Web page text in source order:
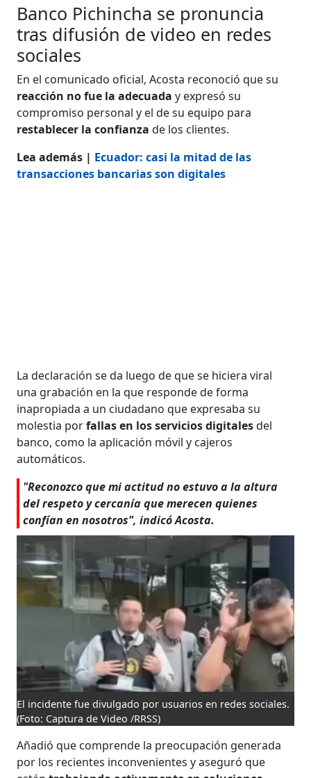
Banco Pichincha se pronuncia
tras difusión de video en redes
sociales
En el comunicado oficial, Acosta reconoció que su
reacción no fue la adecuada y expresó su
compromiso personal y el de su equipo para
restablecer la confianza de los clientes.
Lea además | Ecuador: casi la mitad de las
transacciones bancarias son digitales
La declaración se da luego de que se hiciera viral
una grabación en la que responde de forma
inapropiada a un ciudadano que expresaba su
molestia porfallas en los servicios digitalesdel
banco, como la aplicación móvil y cajeros
automáticos.
"Reconozco que mi actitud no estuvo a la altura
del respeto y cercanía que merecen quienes
confían en nosotros", indicó Acosta.
El incidente fue divulgado por usuarios en redes sociales.
(Foto: Captura de Video /RRSS)
Añadió que comprende la preocupación generada
por los recientes inconvenientes y aseguró que